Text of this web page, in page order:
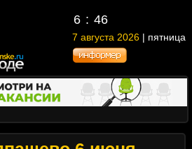
6 : 46
7 августа 2026 | пятница